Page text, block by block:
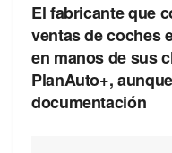
El fabricante que
ventas de coches
en manos de sus
PlanAuto+,
documentación